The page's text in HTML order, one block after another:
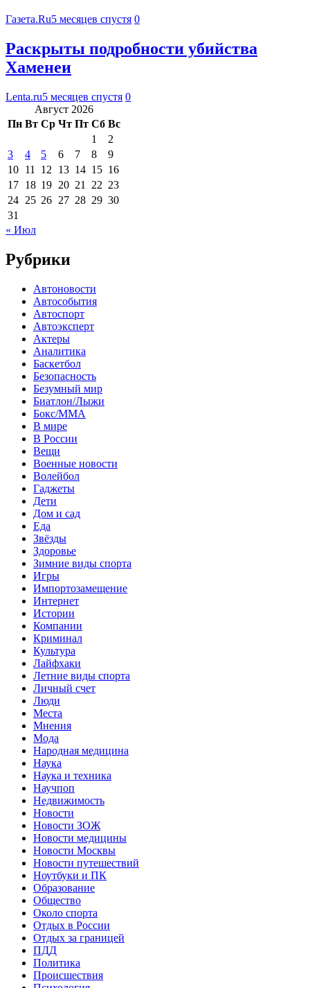
Газета.Ru5 месяцев спустя 0
Раскрыты подробности убийства
Хаменеи
Lenta.ru5 месяцев спустя 0
Август 2026
Пн Вт Ср Чт Пт Сб Вс
1
2
3
4 5 6 7 8
9
10 11 12 13 14 15 16
17 18 19 20 21 22 23
24 25 26 27 28 29 30
31
« Июл
Рубрики
Автоновости
Автособытия
Автоспорт
Автоэксперт
Актеры
Аналитика
Баскетбол
Безопасность
Безумный мир
Биатлон/Лыжи
Бокс/MMA
В мире
В России
Вещи
Военные новости
Волейбол
Гаджеты
Дети
Дом и сад
Еда
Звёзды
Здоровье
Зимние виды спорта
Игры
Импортозамещение
Интернет
Истории
Компании
Криминал
Культура
Лайфхаки
Летние виды спорта
Личный счет
Люди
Места
Мнения
Мода
Народная медицина
Наука
Наука и техника
Научпоп
Недвижимость
Новости
Новости ЗОЖ
Новости медицины
Новости Москвы
Новости путешествий
Ноутбуки и ПК
Образование
Общество
Около спорта
Отдых в России
Отдых за границей
ПДД
Политика
Происшествия